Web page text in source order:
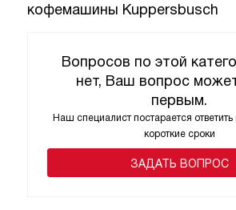
кофемашины Kuppersbusch
Вопросов по этой
нет, Ваш вопрос
первым.
Наш специалист постарается
короткие сроки
ЗАДАТЬ ВОПРОС